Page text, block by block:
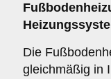
Die
gleichmäßig in